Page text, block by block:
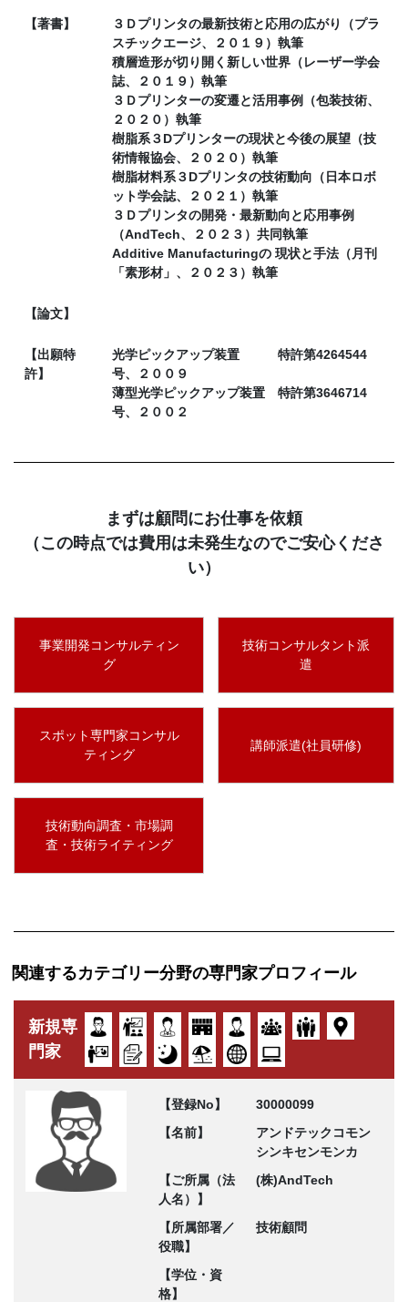
【著書】
３Ｄプリンタの最新技術と応用の広がり（プラ
スチックエージ、２０１９）執筆
積層造形が切り開く新しい世界（レーザー学会
誌、２０１９）執筆
３Ｄプリンターの変遷と活用事例（包装技術、
２０２０）執筆
樹脂系３Dプリンターの現状と今後の展望（技
術情報協会、２０２０）執筆
樹脂材料系３Dプリンタの技術動向（日本ロボ
ット学会誌、２０２１）執筆
３Ｄプリンタの開発・最新動向と応用事例
（AndTech、２０２３）共同執筆
Additive Manufacturingの 現状と手法（月刊
「素形材」、２０２３）執筆
【論文】
【出願特
許】
光学ピックアップ装置 特許第4264544
号、２００９
薄型光学ピックアップ装置 特許第3646714
号、２００２
まずは顧問にお仕事を依頼
（この時点では費用は未発生なのでご安心くださ
い）
事業開発コンサルティン
グ
技術コンサルタント派
遣
スポット専門家コンサル
ティング
講師派遣(社員研修)
技術動向調査・市場調
査・技術ライティング
関連するカテゴリー分野の専門家プロフィール
新規専
門家
【登録No】
30000099
【名前】
アンドテックコモン
シンキセンモンカ
【ご所属（法
人名）】
(株)AndTech
【所属部署／
役職】
技術顧問
【学位・資
格】